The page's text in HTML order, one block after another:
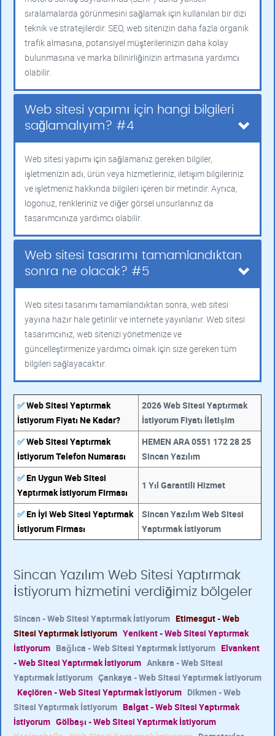
sıralamalarda görünmesini sağlamak için kullanılan bir dizi
teknik ve stratejilerdir. SEO, web sitenizin daha fazla organik
trafik almasına, potansiyel müşterilerinizin daha kolay
bulunmasına ve marka bilinirliğinizin artmasına yardımcı
olabilir.
Web sitesi yapımı için hangi bilgileri
sağlamalıyım? #4
Web sitesi yapımı için sağlamanız gereken bilgiler,
işletmenizin adı, ürün veya hizmetleriniz, iletişim bilgileriniz
ve işletmeniz hakkında bilgileri içeren bir metindir. Ayrıca,
logonuz, renkleriniz ve diğer görsel unsurlarınız da
tasarımcınıza yardımcı olabilir.
Web sitesi tasarımı tamamlandıktan
sonra ne olacak? #5
Web sitesi tasarımı tamamlandıktan sonra, web sitesi
yayına hazır hale getirilir ve internete yayınlanır. Web sitesi
tasarımcınız, web sitenizi yönetmenize ve
güncelleştirmenize yardımcı olmak için size gereken tüm
bilgileri sağlayacaktır.
✅Web Sitesi Yaptırmak
İstiyorum Fiyatı Ne Kadar?
2026 Web Sitesi Yaptırmak
İstiyorum Fiyatı İletişim
✅Web Sitesi Yaptırmak
İstiyorum Telefon Numarası
HEMEN ARA 0551 172 28 25
Sincan Yazılım
✅En Uygun Web Sitesi
Yaptırmak İstiyorum Firması
1 Yıl Garantili Hizmet
✅En İyi Web Sitesi Yaptırmak
İstiyorum Firması
Sincan Yazılım Web Sitesi
Yaptırmak İstiyorum
Sincan Yazılım Web Sitesi Yaptırmak
İstiyorum hizmetini verdiğimiz bölgeler
Sincan - Web Sitesi Yaptırmak İstiyorum Etimesgut - Web
Sitesi Yaptırmak İstiyorum Yenikent - Web Sitesi Yaptırmak
İstiyorum Bağlıca - Web Sitesi Yaptırmak İstiyorum Elvankent
- Web Sitesi Yaptırmak İstiyorum Ankara - Web Sitesi
Yaptırmak İstiyorum Çankaya - Web Sitesi Yaptırmak İstiyorum
Keçiören - Web Sitesi Yaptırmak İstiyorum Dikmen - Web
Sitesi Yaptırmak İstiyorum Balgat - Web Sitesi Yaptırmak
İstiyorum Gölbaşı - Web Sitesi Yaptırmak İstiyorum